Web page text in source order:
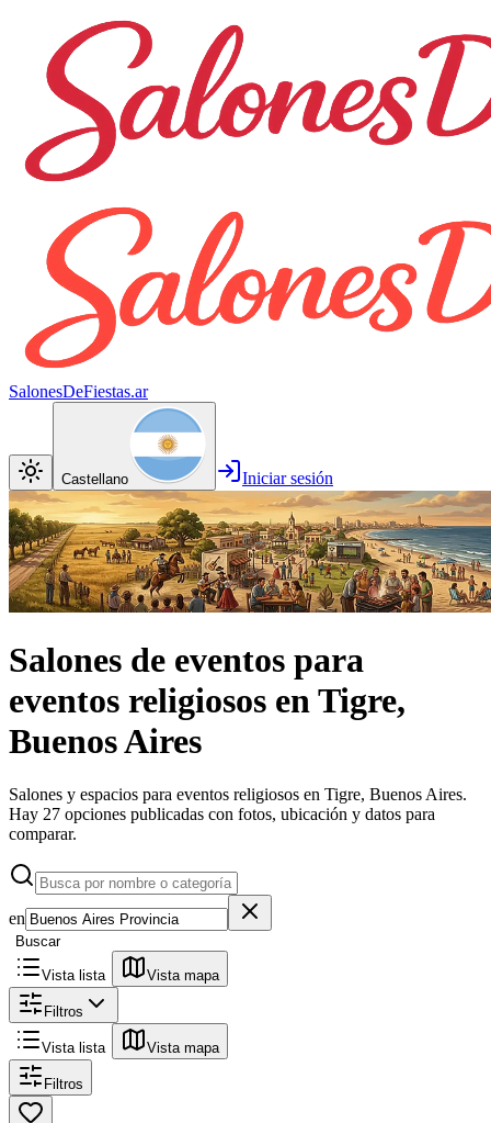
SalonesDeFiestas.ar
Castellano Iniciar sesión
Salones de eventos para
eventos religiosos en Tigre,
Buenos Aires
Salones y espacios para eventos religiosos en Tigre, Buenos Aires.
Hay 27 opciones publicadas con fotos, ubicación y datos para
comparar.
en
Buscar
Vista lista Vista mapa
Filtros
Vista lista Vista mapa
Filtros